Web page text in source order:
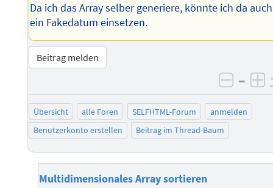
Da ich das Array selber generiere, könnte ich da auch
ein Fakedatum einsetzen.
Beitrag melden
–
Übersicht alle Foren SELFHTML-Forum
anmelden
Benutzerkonto erstellen
Beitrag im Thread-Baum
Multidimensionales Array sortieren